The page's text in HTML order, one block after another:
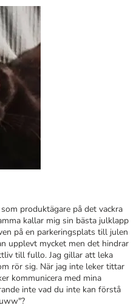
produktägare på det vackra
kallar mig sin bästa julklapp
på en parkeringsplats till julen
upplevt mycket men det hindrar
till fullo. Jag gillar att leka
rör sig. När jag inte leker tittar
kommunicera med mina
inte vad du inte kan förstå